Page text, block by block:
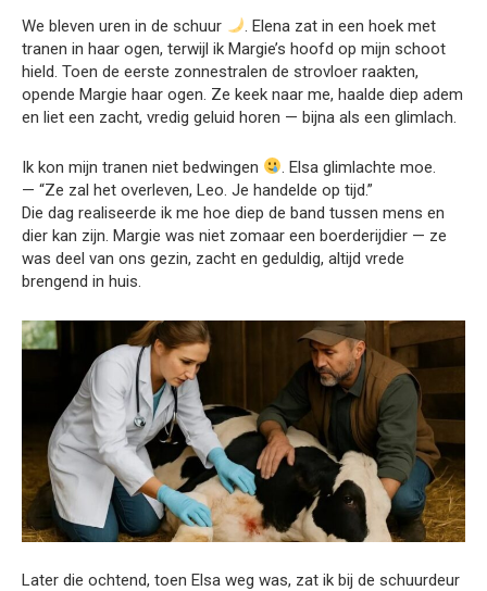
We bleven uren in de schuur
. Elena zat in een hoek met
tranen in haar ogen, terwijl ik Margie’s hoofd op mijn schoot
hield. Toen de eerste zonnestralen de strovloer raakten,
opende Margie haar ogen. Ze keek naar me, haalde diep adem
en liet een zacht, vredig geluid horen — bijna als een glimlach.
Ik kon mijn tranen niet bedwingen
. Elsa glimlachte moe.
— “Ze zal het overleven, Leo. Je handelde op tijd.”
Die dag realiseerde ik me hoe diep de band tussen mens en
dier kan zijn. Margie was niet zomaar een boerderijdier — ze
was deel van ons gezin, zacht en geduldig, altijd vrede
brengend in huis.
Later die ochtend, toen Elsa weg was, zat ik bij de schuurdeur